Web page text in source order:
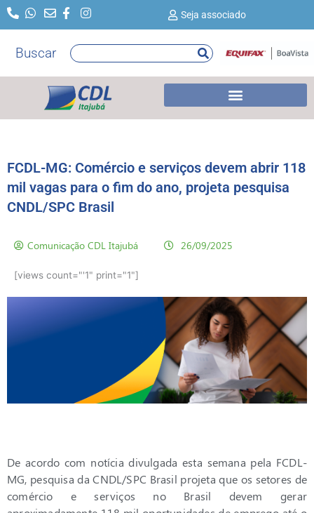
para
conteúdo
Seja associado
Buscar Pesquisar
FCDL-MG: Comércio e serviços devem abrir 118
mil vagas para o fim do ano, projeta pesquisa
CNDL/SPC Brasil
Comunicação CDL Itajubá
[views count="'1" print="1"]
26/09/2025
De acordo com notícia divulgada esta semana pela FCDL-
MG, pesquisa da CNDL/SPC Brasil projeta que os setores de
comércio e serviços no Brasil devem gerar